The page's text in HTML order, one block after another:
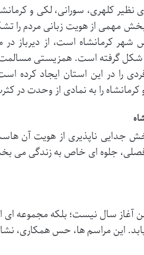
کلهری، سورانی، لکی و
مهمی از هویت زبانی مردم را
شکل گرفته است. همزیستی
را در این استان ایجاد کرده
کرمانشاه را به نمادی از وحدت در
جدایی ناپذیری از هویت آن
جلوه ای خاص به زندگی می
آغاز سال نیست؛ بلکه مجموعه ای
این مراسم ها، حس همکاری،